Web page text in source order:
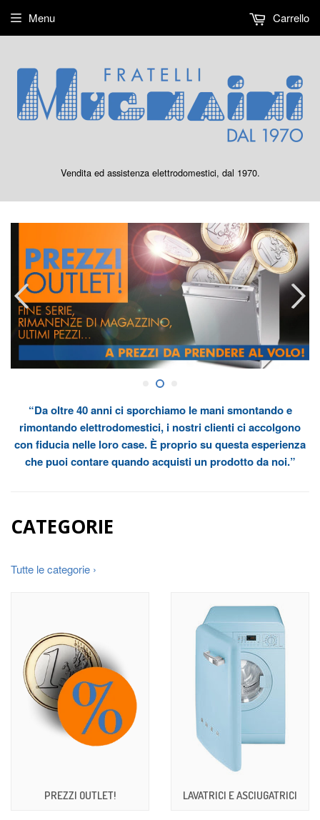
Vendita ed assistenza elettrodomestici, dal 1970.
Menu Carrello
“Da oltre 40 anni ci sporchiamo le mani smontando e
rimontando elettrodomestici, i nostri clienti ci accolgono
con fiducia nelle loro case. È proprio su questa esperienza
che puoi contare quando acquisti un prodotto da noi.”
CATEGORIE
Tutte le categorie ›
PREZZI OUTLET! LAVATRICI E ASCIUGATRICI